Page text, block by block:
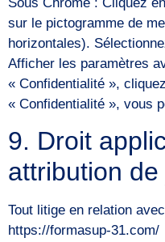
sur le pictogramme de
horizontales).
Afficher les paramètres
« Confidentialité »,
« Confidentialité », vous
9. Droit
attribution
Tout litige en relation
https://formasup-